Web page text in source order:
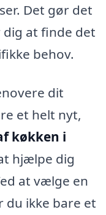
Det gør det
at finde det
behov.
dit
et helt nyt,
køkken i
hjælpe dig
at vælge en
du ikke bare et